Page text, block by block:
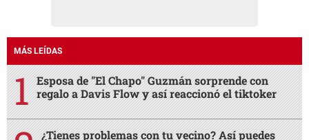
MÁS LEÍDAS
Esposa de "El Chapo" Guzmán sorprende con
regalo a Davis Flow y así reaccionó el tiktoker
¿Tienes problemas con tu vecino? Así puedes